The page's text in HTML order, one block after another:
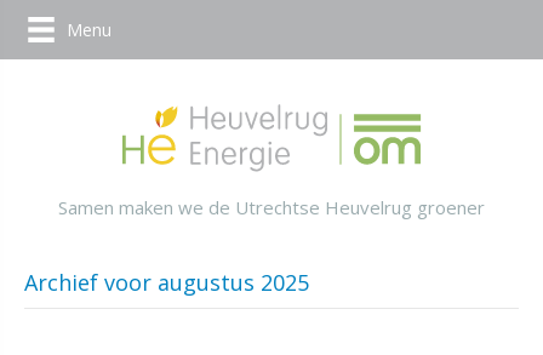
Menu
Samen maken we de Utrechtse Heuvelrug groener
Archief voor augustus 2025